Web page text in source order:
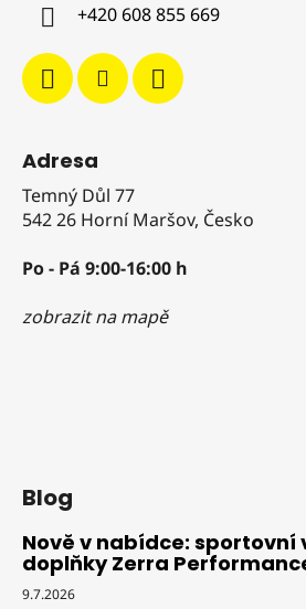
+420 608 855 669
Adresa
Temný Důl 77
542 26 Horní Maršov, Česko
Po - Pá 9:00-16:00 h
zobrazit na mapě
Blog
Nově v nabídce: sportovní
doplňky Zerra
9.7.2026